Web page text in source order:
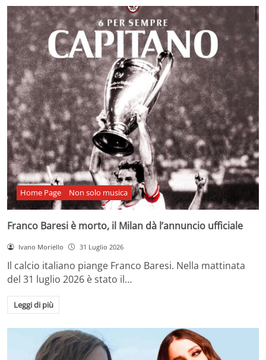
Home Page Non solo musica
Franco Baresi è morto, il Milan dà l’annuncio ufficiale
Ivano Moriello 31 Luglio 2026
Il calcio italiano piange Franco Baresi. Nella mattinata
del 31 luglio 2026 è stato il…
Leggi di più